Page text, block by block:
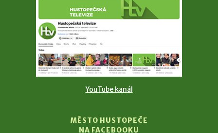
YouTube kanál
MĚSTO HUSTOPEČE
NA FACEBOOKU